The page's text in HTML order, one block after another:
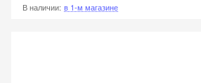
В наличии: в 1-м магазине